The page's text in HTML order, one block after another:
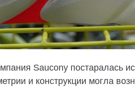
Saucony постаралась
и конструкции могла